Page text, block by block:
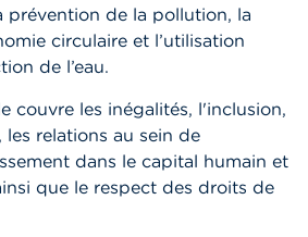
prévention de la pollution, la
circulaire et l’utilisation
de l’eau.
couvre les inégalités, l'inclusion,
relations au sein de
dans le capital humain et
que le respect des droits de